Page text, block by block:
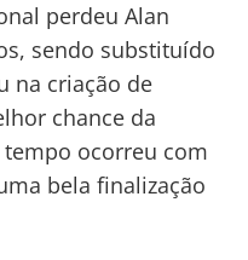
perdeu Alan
sendo substituído
na criação de
chance da
ocorreu com
bela finalização